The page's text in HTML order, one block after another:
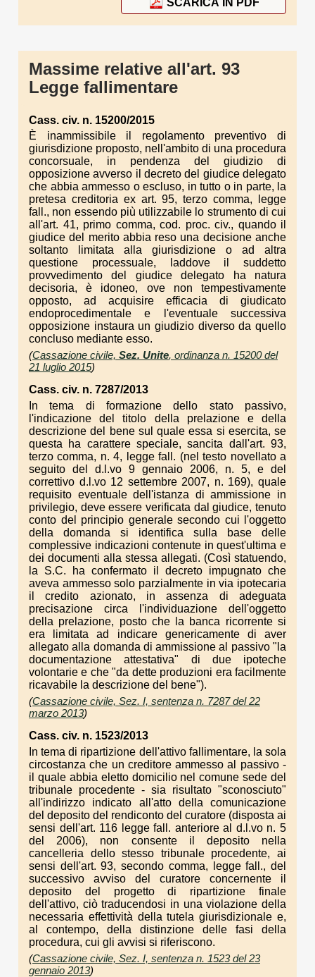
SCARICA IN PDF
Massime relative all'art. 93
Legge fallimentare
Cass. civ. n. 15200/2015
È inammissibile il regolamento preventivo di
giurisdizione proposto, nell'ambito di una procedura
concorsuale, in pendenza del giudizio di
opposizione avverso il decreto del giudice delegato
che abbia ammesso o escluso, in tutto o in parte, la
pretesa creditoria ex art. 95, terzo comma, legge
fall., non essendo più utilizzabile lo strumento di cui
all'art. 41, primo comma, cod. proc. civ., quando il
giudice del merito abbia reso una decisione anche
soltanto limitata alla giurisdizione o ad altra
questione processuale, laddove il suddetto
provvedimento del giudice delegato ha natura
decisoria, è idoneo, ove non tempestivamente
opposto, ad acquisire efficacia di giudicato
endoprocedimentale e l'eventuale successiva
opposizione instaura un giudizio diverso da quello
concluso mediante esso.
(Cassazione civile, Sez. Unite, ordinanza n. 15200 del
21 luglio 2015)
Cass. civ. n. 7287/2013
In tema di formazione dello stato passivo,
l'indicazione del titolo della prelazione e della
descrizione del bene sul quale essa si esercita, se
questa ha carattere speciale, sancita dall'art. 93,
terzo comma, n. 4, legge fall. (nel testo novellato a
seguito del d.l.vo 9 gennaio 2006, n. 5, e del
correttivo d.l.vo 12 settembre 2007, n. 169), quale
requisito eventuale dell'istanza di ammissione in
privilegio, deve essere verificata dal giudice, tenuto
conto del principio generale secondo cui l'oggetto
della domanda si identifica sulla base delle
complessive indicazioni contenute in quest'ultima e
dei documenti alla stessa allegati. (Così statuendo,
la S.C. ha confermato il decreto impugnato che
aveva ammesso solo parzialmente in via ipotecaria
il credito azionato, in assenza di adeguata
precisazione circa l'individuazione dell'oggetto
della prelazione, posto che la banca ricorrente si
era limitata ad indicare genericamente di aver
allegato alla domanda di ammissione al passivo "la
documentazione attestativa" di due ipoteche
volontarie e che "da dette produzioni era facilmente
ricavabile la descrizione del bene").
(Cassazione civile, Sez. I, sentenza n. 7287 del 22
marzo 2013)
Cass. civ. n. 1523/2013
In tema di ripartizione dell'attivo fallimentare, la sola
circostanza che un creditore ammesso al passivo -
il quale abbia eletto domicilio nel comune sede del
tribunale procedente - sia risultato "sconosciuto"
all'indirizzo indicato all'atto della comunicazione
del deposito del rendiconto del curatore (disposta ai
sensi dell'art. 116 legge fall. anteriore al d.l.vo n. 5
del 2006), non consente il deposito nella
cancelleria dello stesso tribunale procedente, ai
sensi dell'art. 93, secondo comma, legge fall., del
successivo avviso del curatore concernente il
deposito del progetto di ripartizione finale
dell'attivo, ciò traducendosi in una violazione della
necessaria effettività della tutela giurisdizionale e,
al contempo, della distinzione delle fasi della
procedura, cui gli avvisi si riferiscono.
(Cassazione civile, Sez. I, sentenza n. 1523 del 23
gennaio 2013)